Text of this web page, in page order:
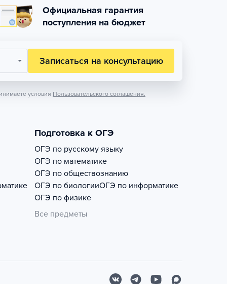
Официальная гарантия
поступления на бюджет
Записаться на консультацию
условия Пользовательского соглашения.
Подготовка к ОГЭ
ОГЭ по русскому языку
ОГЭ по математике
ОГЭ по обществознанию
ОГЭ по биологииОГЭ по информатике
ОГЭ по физике
Все предметы